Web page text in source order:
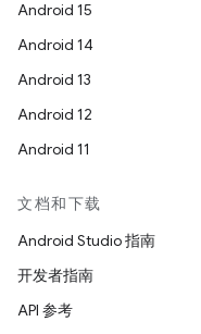
Android 15
Android 14
Android 13
Android 12
Android 11
文档和下载
Android Studio 指南
开发者指南
API 参考